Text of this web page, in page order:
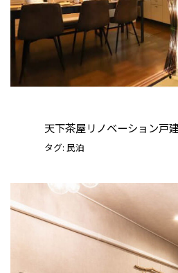
天下茶屋リノベーション戸
タグ: 民泊